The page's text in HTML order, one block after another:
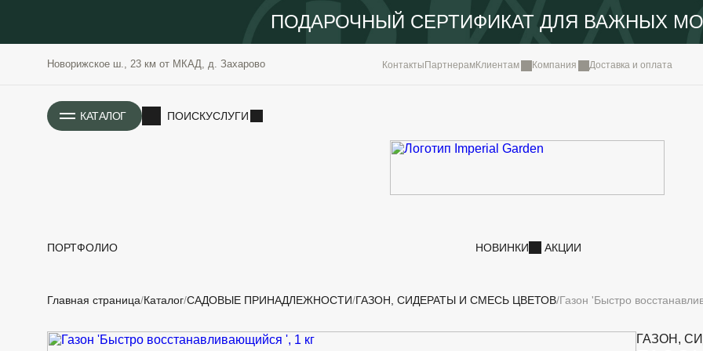
ПОДАРОЧНЫЙ СЕРТИФИКАТ ДЛЯ ВАЖНЫХ
Новорижское ш., 23 км от МКАД, д. Захарово Контакты ПартнерамКлиентам Компания Доставка и оплата
КАТАЛОГ ПОИСКУСЛУГИ
ПОРТФОЛИО НОВИНКИ АКЦИИ
РАСТЕНИЯ
ОЗЕЛЕНЕНИЕ
ИСТОРИЯ
Главная страница Каталог САДОВЫЕ ПРИНАДЛЕЖНОСТИ ГАЗОН, СИДЕРАТЫ И СМЕСЬ ЦВЕТОВ Газон 'Быстро
ГАЗОН,